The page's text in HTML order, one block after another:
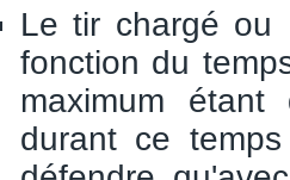
Le tir chargé ou
fonction du
maximum
durant ce